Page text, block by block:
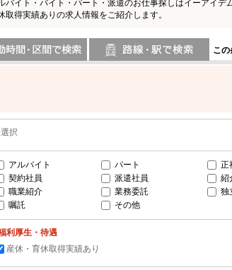
イト・バイト・パート・派遣のお仕事探しはイーアイデ
得実績ありの求人情報をご紹介します。
この
択
アルバイト パート
正
契約社員
派遣社員
紹
職業紹介
業務委託
独
嘱託
その他
利厚生・待遇
産休・育休取得実績あり